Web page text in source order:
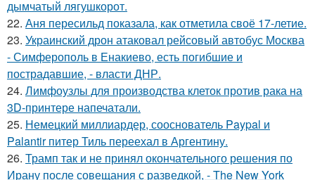
дымчатый лягушкорот.
22. Аня пересильд показала, как отметила своё 17-летие.
23. Украинский дрон атаковал рейсовый автобус Москва
- Симферополь в Енакиево, есть погибшие и
пострадавшие, - власти ДНР.
24. Лимфоузлы для производства клеток против рака на
3D-принтере напечатали.
25. Немецкий миллиардер, сооснователь Paypal и
Palantir питер Тиль переехал в Аргентину.
26. Трамп так и не принял окончательного решения по
Ирану после совещания с разведкой, - The New York